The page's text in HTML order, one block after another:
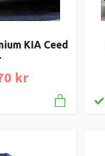
KIA Ceed
kr